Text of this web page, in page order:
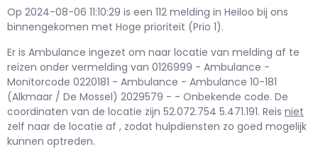
Op 2024-08-06 11:10:29 is een 112 melding in Heiloo bij ons
binnengekomen met Hoge prioriteit (Prio 1).
Er is Ambulance ingezet om naar locatie van melding af te
reizen onder vermelding van 0126999 - Ambulance -
Monitorcode 0220181 - Ambulance - Ambulance 10-181
(Alkmaar / De Mossel) 2029579 - - Onbekende code. De
coordinaten van de locatie zijn 52.072.754 5.471.191. Reis niet
zelf naar de locatie af , zodat hulpdiensten zo goed mogelijk
kunnen optreden.